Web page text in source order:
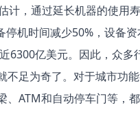
计，通过延长机器的使用
机时间减少50%，设备资
6300亿美元。因此，众多
不足为奇了。对于城市功
、ATM和自动停车门等，